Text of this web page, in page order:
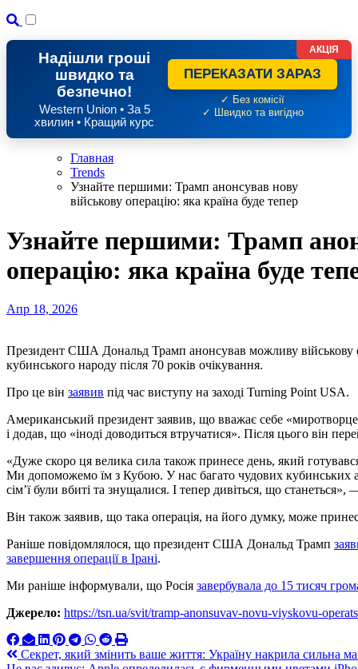
Надішли гроші
швидко та
безпечно!
Western Union • За 5
хвилин • Кращий курс
ПЕРЕКАЗАТИ ЗАРАЗ
✓ Без комісії
✓ Швидко та вигідно
АКЦІЯ
Главная
Trends
Узнайте першими: Трамп анонсував нову
військову операцію: яка країна буде тепер
Узнайте першими: Трамп
операцію: яка країна буде
Апр 18, 2026
Президент США Дональд Трамп анонсував можливу
кубинського народу після 70 років очікування.
Про це він заявив під час виступу на заході Turning Point USA.
Американський президент заявив, що вважає себе
і додав, що «іноді доводиться втручатися». Після цього він
«Дуже скоро ця велика сила також принесе день, який
Ми допоможемо їм з Кубою. У нас багато чудових кубинських
сім’ї були вбиті та знущалися. І тепер дивіться, що
Він також заявив, що така операція, на його думку, може
Раніше повідомлялося, що президент США Дональд Трамп
завершення операції в Ірані.
Ми раніше інформували, що Росія завербувала до 15 тисяч
Джерело: https://tsn.ua/svit/tramp-anonsuvav-novu-viyskovu-
Навигация
Секрет, який змінить ваше життя: Україну накрила сильна